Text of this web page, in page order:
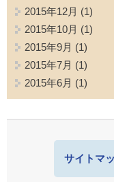
2015年12月 (1)
2015年10月 (1)
2015年9月 (1)
2015年7月 (1)
2015年6月 (1)
サイトマ